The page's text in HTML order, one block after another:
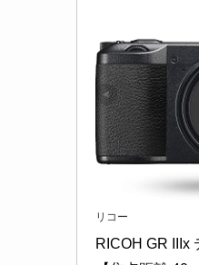
リコー
RICOH GR IIIx